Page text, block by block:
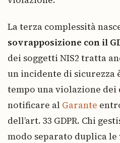
La terza complessità
sovrapposizione con il
dei soggetti NIS2 tratta
un incidente di sicurezza
tempo una violazione
notificare al Garante
dell’art. 33 GDPR. Chi
modo separato duplica